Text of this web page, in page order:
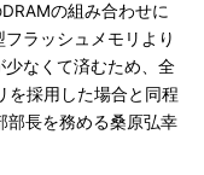
の組み合わせに
ラッシュメモリより
少なくて済むため、全
を採用した場合と同程
部長を務める桑原弘幸